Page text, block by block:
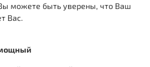
можете быть уверены, что Ваш
Вас.